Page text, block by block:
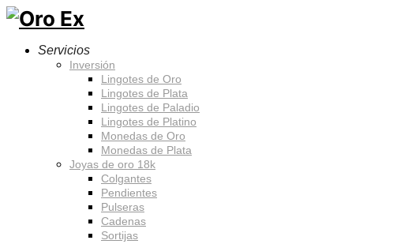
Servicios
Inversión
Lingotes de Oro
Lingotes de Plata
Lingotes de Paladio
Lingotes de Platino
Monedas de Oro
Monedas de Plata
Joyas de oro 18k
Colgantes
Pendientes
Pulseras
Cadenas
Sortijas